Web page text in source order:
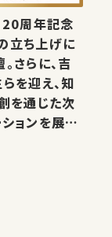
周年記念
立ち上げに
さらに、吉
を迎え、知
を通じた次
ョンを展望